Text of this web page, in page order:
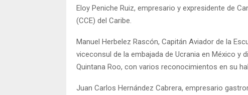
Eloy Peniche Ruiz, empresario y expresidente de
(CCE) del Caribe.
Manuel Herbelez Rascón, Capitán Aviador de la
viceconsul de la embajada de Ucrania en México y
Quintana Roo, con varios reconocimientos en su
Juan Carlos Hernández Cabrera, empresario